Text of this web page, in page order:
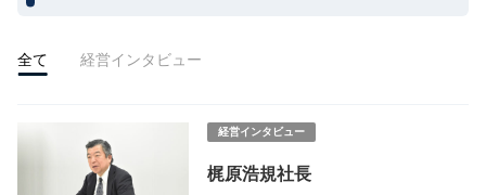
全て 経営インタビュー
経営インタビュー
梶原浩規社長